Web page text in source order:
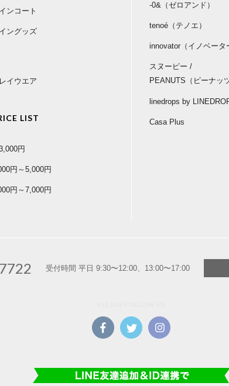
ンコート
ングッズ
イウエア
LIST
円
円～5,000円
円～7,000円
-0&（ゼロアンド）
tenoé（テノエ）
innovator（イノベータ
スヌーピー /
PEANUTS（ピーナッツ
linedrops by
Casa Plus
受付時間 平日 9:30〜12:00、13:00〜17:00